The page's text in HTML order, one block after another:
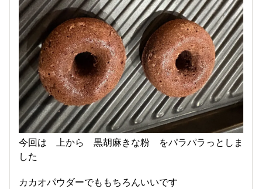
今回は 上から 黒胡麻きな粉 をパラパラっとしま
した
カカオパウダーでももちろんいいです